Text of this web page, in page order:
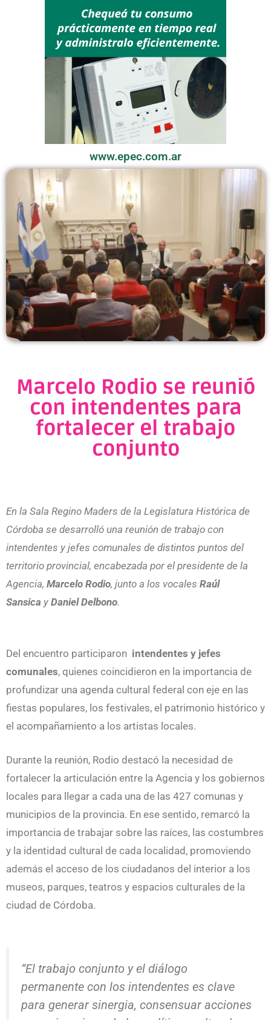
www.epec.com.ar
Marcelo Rodio se reunió
con intendentes para
fortalecer el trabajo
conjunto
En la Sala Regino Maders de la Legislatura Histórica de
Córdoba se desarrolló una reunión de trabajo con
intendentes y jefes comunales de distintos puntos del
territorio provincial, encabezada por el presidente de la
Agencia, Marcelo Rodio, junto a los vocales Raúl
Sansica y Daniel Delbono.
Del encuentro participaron intendentes y jefes
comunales, quienes coincidieron en la importancia de
profundizar una agenda cultural federal con eje en las
fiestas populares, los festivales, el patrimonio histórico y
el acompañamiento a los artistas locales.
Durante la reunión, Rodio destacó la necesidad de
fortalecer la articulación entre la Agencia y los gobiernos
locales para llegar a cada una de las 427 comunas y
municipios de la provincia. En ese sentido, remarcó la
importancia de trabajar sobre las raíces, las costumbres
y la identidad cultural de cada localidad, promoviendo
además el acceso de los ciudadanos del interior a los
museos, parques, teatros y espacios culturales de la
ciudad de Córdoba.
“El trabajo conjunto y el diálogo
permanente con los intendentes es clave
para generar sinergia, consensuar acciones